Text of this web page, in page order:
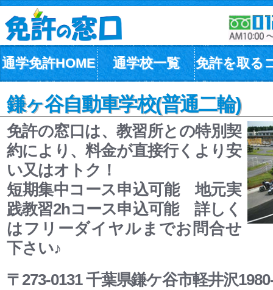
通学免許HOME 通学校一覧 免許を取る
鎌ヶ谷自動車学校(普通二輪)
免許の窓口は、教習所との特別契
約により、料金が直接行くより安
い又はオトク！
短期集中コース申込可能 地元実
践教習2hコース申込可能 詳しく
はフリーダイヤルまでお問合せ
下さい♪
〒273-0131 千葉県鎌ケ谷市軽井沢